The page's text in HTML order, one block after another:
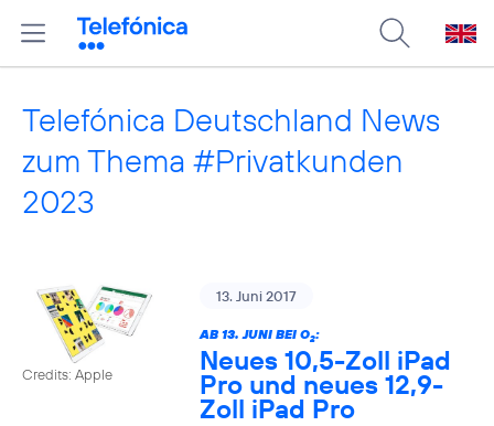
Telefónica Deutschland News
zum Thema #Privatkunden
2023
Credits: Apple
13. Juni 2017
AB 13. JUNI BEI O2:
Neues 10,5-Zoll iPad
Pro und neues 12,9-
Zoll iPad Pro